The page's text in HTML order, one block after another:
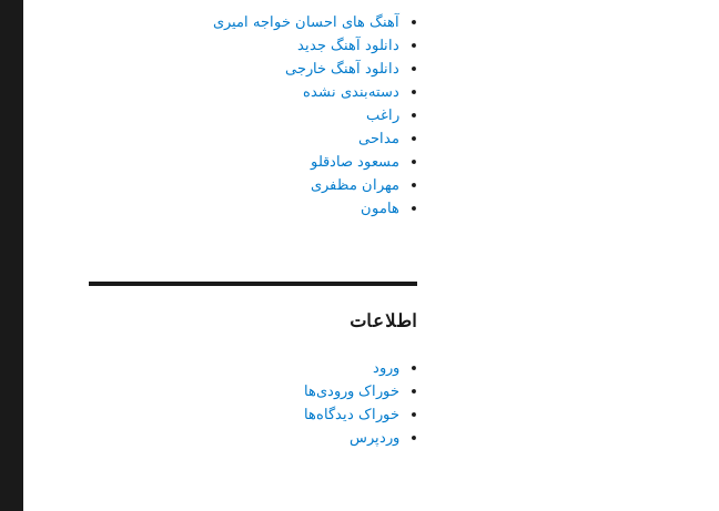
آهنگ های احسان خواجه امیری
دانلود آهنگ جدید
دانلود آهنگ خارجی
دسته‌بندی نشده
راغب
مداحی
مسعود صادقلو
مهران مظفری
هامون
اطلاعات
ورود
خوراک ورودی‌ها
خوراک دیدگاه‌ها
وردپرس